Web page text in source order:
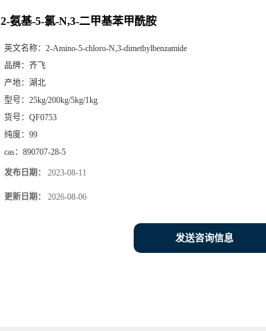
2-氨基-5-氯-N,3-二甲基苯甲酰胺
英文名称： 2-Amino-5-chloro-N,3-dimethylbenzamide
品牌： 齐飞
产地： 湖北
型号： 25kg/200kg/5kg/1kg
货号： QF0753
纯度： 99
cas： 890707-28-5
发布日期： 2023-08-11
更新日期： 2026-08-06
发送咨询信息